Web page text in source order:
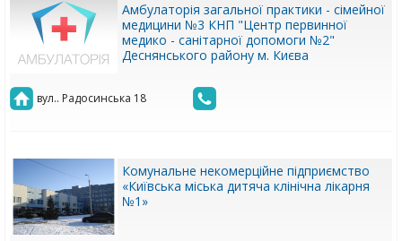
Амбулаторія загальної практики - сімейної
медицини №3 КНП "Центр первинної
медико - санітарної допомоги №2"
Деснянського району м. Києва
вул.. Радосинська 18
Комунальне некомерційне підприємство
«Київська міська дитяча клінічна лікарня
№1»